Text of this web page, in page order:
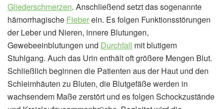
Gliederschmerzen. Anschließend setzt das sogenannte
hämorrhagische Fieberein. Es folgen Funktionsstörungen
der Leber und Nieren, innere Blutungen,
Gewebeeinblutungen und Durchfall mit blutigem
Stuhlgang. Auch das Urin enthält oft größere Mengen Blut.
Schließlich beginnen die Patienten aus der Haut und den
Schleimhäuten zu Bluten, die Blutgefäße werden in
wachsendem Maße zerstört und es folgen Schockzustände